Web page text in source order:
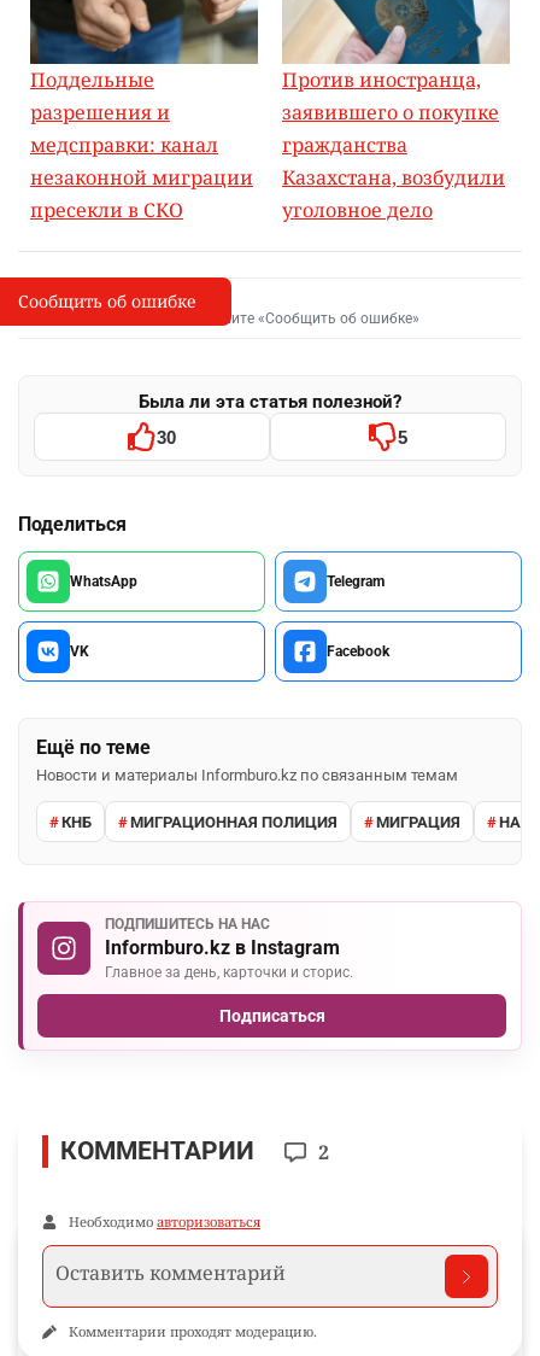
Поддельные
разрешения и
медсправки: канал
незаконной миграции
пресекли в СКО
Против иностранца,
заявившего о покупке
гражданства
Казахстана, возбудили
уголовное дело
I
Сообщить об опечатке
Выделите фрагмент и нажмите «Сообщить об ошибке»
Была ли эта статья полезной?
30 5
Поделиться
WhatsApp Telegram
VK Facebook
Ещё по теме
Новости и материалы Informburo.kz по связанным темам
КНБ МИГРАЦИОННАЯ ПОЛИЦИЯ МИГРАЦИЯ
ПОДПИШИТЕСЬ НА НАС
Informburo.kz в Instagram
Главное за день, карточки и сторис.
Подписаться
Сообщить об ошибке
КОММЕНТАРИИ 2
Необходимо авторизоваться
Комментарии проходят модерацию.